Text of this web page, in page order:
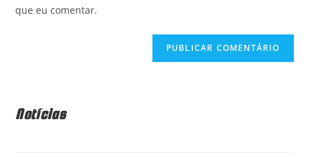
site
que eu comentar.
Notícias